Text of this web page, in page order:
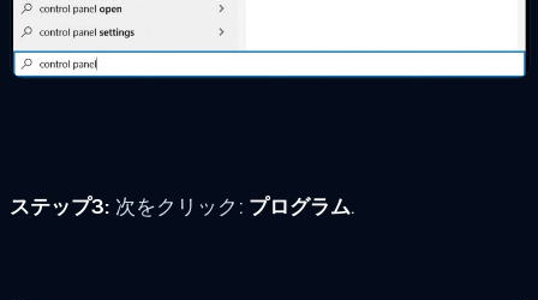
ステップ3: 次をクリック: プログラム.